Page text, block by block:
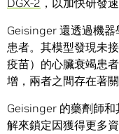
DGX-2 ，以加快研發速
Geisinger 還透過機
患者。其模型發現未
疫苗）的心臟衰竭患
增，兩者之間存在著關
Geisinger 的藥劑師
解來鎖定因獲得更多